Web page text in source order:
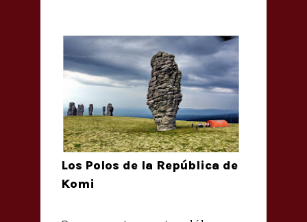
Los Polos de la República de
Komi